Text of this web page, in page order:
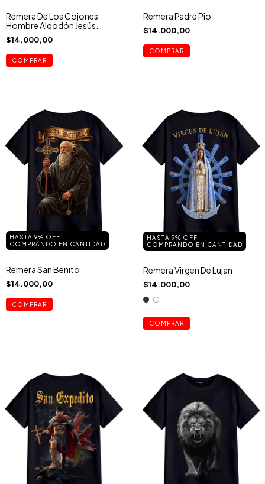
Remera De Los Cojones
Hombre Algodón Jesús
Sagrado Corazón
$14.000,00
COMPRAR
Remera Padre Pio
$14.000,00
COMPRAR
HASTA 9% OFF
COMPRANDO EN CANTIDAD
Remera San Benito
$14.000,00
COMPRAR
HASTA 9% OFF
COMPRANDO EN CANTIDAD
Remera Virgen De Lujan
$14.000,00
COMPRAR